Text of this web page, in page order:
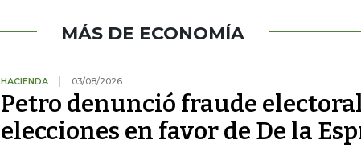
MÁS DE ECONOMÍA
HACIENDA 03/08/2026
Petro denunció fraude
elecciones en favor de De la